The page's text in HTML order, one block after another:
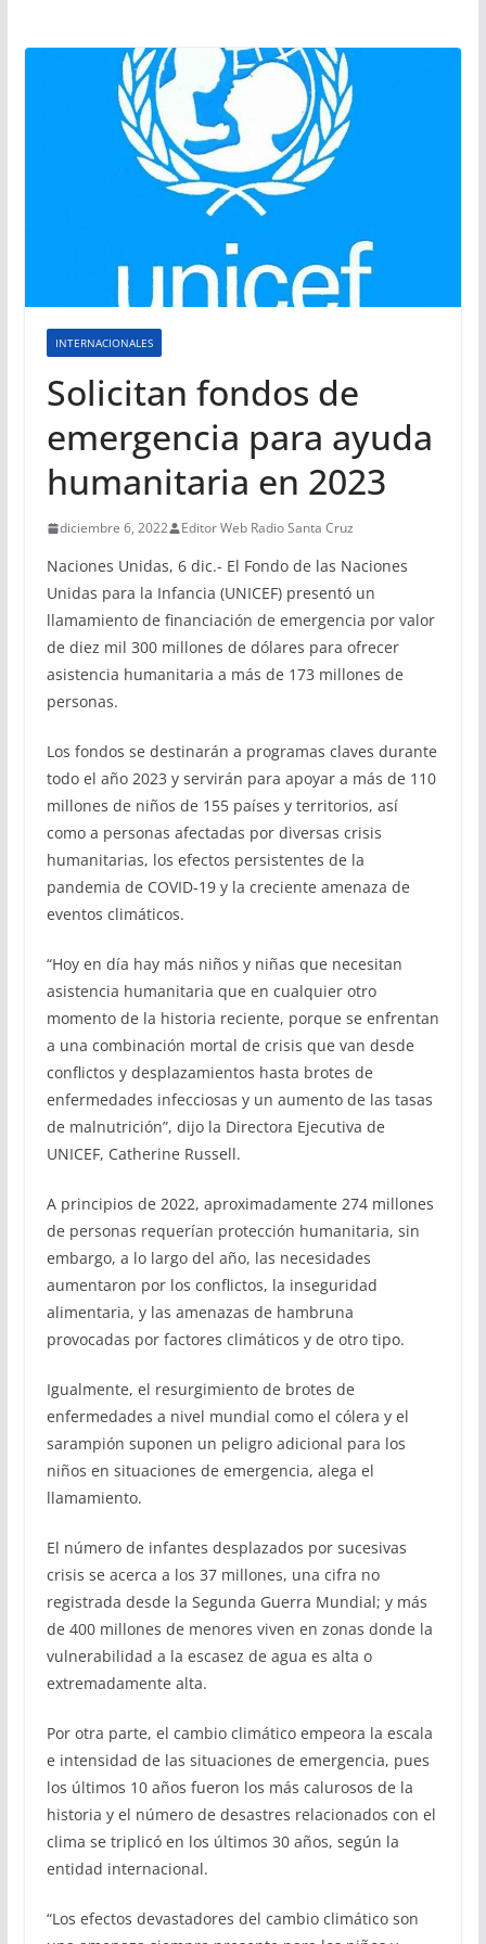
INTERNACIONALES
Solicitan fondos de
emergencia para ayuda
humanitaria en 2023
diciembre 6, 2022 Editor Web Radio Santa Cruz
Naciones Unidas, 6 dic.- El Fondo de las Naciones
Unidas para la Infancia (UNICEF) presentó un
llamamiento de financiación de emergencia por valor
de diez mil 300 millones de dólares para ofrecer
asistencia humanitaria a más de 173 millones de
personas.
Los fondos se destinarán a programas claves durante
todo el año 2023 y servirán para apoyar a más de 110
millones de niños de 155 países y territorios, así
como a personas afectadas por diversas crisis
humanitarias, los efectos persistentes de la
pandemia de COVID-19 y la creciente amenaza de
eventos climáticos.
“Hoy en día hay más niños y niñas que necesitan
asistencia humanitaria que en cualquier otro
momento de la historia reciente, porque se enfrentan
a una combinación mortal de crisis que van desde
conflictos y desplazamientos hasta brotes de
enfermedades infecciosas y un aumento de las tasas
de malnutrición”, dijo la Directora Ejecutiva de
UNICEF, Catherine Russell.
A principios de 2022, aproximadamente 274 millones
de personas requerían protección humanitaria, sin
embargo, a lo largo del año, las necesidades
aumentaron por los conflictos, la inseguridad
alimentaria, y las amenazas de hambruna
provocadas por factores climáticos y de otro tipo.
Igualmente, el resurgimiento de brotes de
enfermedades a nivel mundial como el cólera y el
sarampión suponen un peligro adicional para los
niños en situaciones de emergencia, alega el
llamamiento.
El número de infantes desplazados por sucesivas
crisis se acerca a los 37 millones, una cifra no
registrada desde la Segunda Guerra Mundial; y más
de 400 millones de menores viven en zonas donde la
vulnerabilidad a la escasez de agua es alta o
extremadamente alta.
Por otra parte, el cambio climático empeora la escala
e intensidad de las situaciones de emergencia, pues
los últimos 10 años fueron los más calurosos de la
historia y el número de desastres relacionados con el
clima se triplicó en los últimos 30 años, según la
entidad internacional.
“Los efectos devastadores del cambio climático son